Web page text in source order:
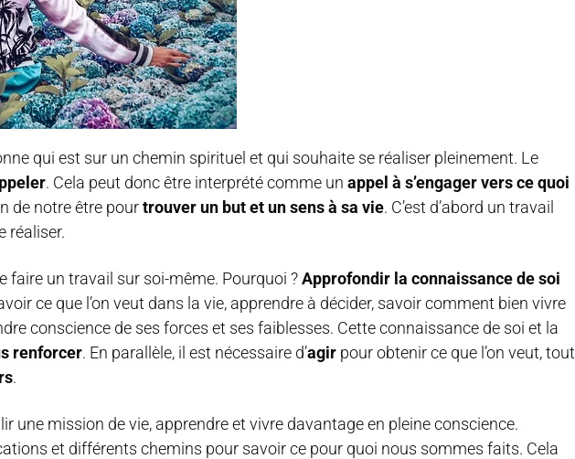
qui est sur un chemin spirituel et qui souhaite se réaliser pleinement. Le
. Cela peut donc être interprété comme un appel à s’engager vers ce quoi
de notre être pourtrouver un but et un sens à sa vie. C’est d’abord un travail
réaliser.
faire un travail sur soi-même. Pourquoi ?Approfondir la connaissance de soi
ce que l’on veut dans la vie, apprendre à décider, savoir comment bien vivre
conscience de ses forces et ses faiblesses. Cette connaissance de soi et la
renforcer. En parallèle, il est nécessaire d’agir pour obtenir ce que l’on veut, tout
.
une mission de vie, apprendre et vivre davantage en pleine conscience.
et différents chemins pour savoir ce pour quoi nous sommes faits. Cela